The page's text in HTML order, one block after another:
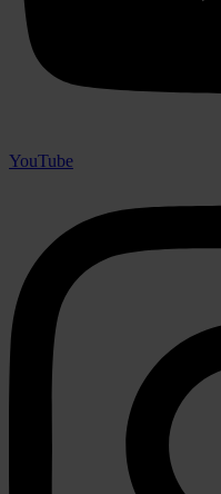
YouTube